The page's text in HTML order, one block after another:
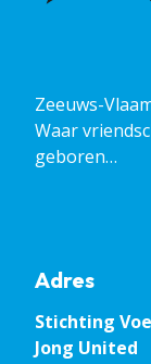
Zeeuws-
Waar
geboren…
Adres
Stichting
​​​​​​​Jong United